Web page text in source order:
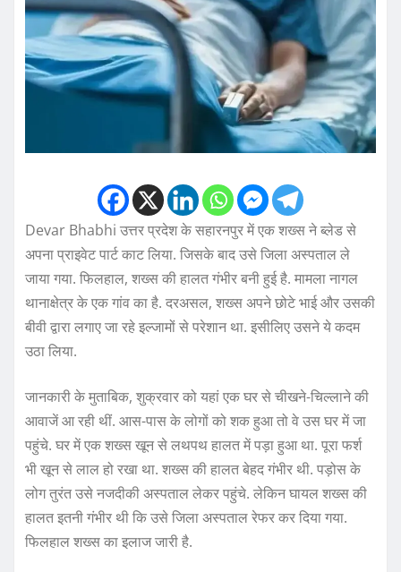
Devar Bhabhi उत्तर प्रदेश के सहारनपुर में एक शख्स ने ब्लेड से
अपना प्राइवेट पार्ट काट लिया. जिसके बाद उसे जिला अस्पताल ले
जाया गया. फिलहाल, शख्स की हालत गंभीर बनी हुई है. मामला नागल
थानाक्षेत्र के एक गांव का है. दरअसल, शख्स अपने छोटे भाई और उसकी
बीवी द्वारा लगाए जा रहे इल्जामों से परेशान था. इसीलिए उसने ये कदम
उठा लिया.
जानकारी के मुताबिक, शुक्रवार को यहां एक घर से चीखने-चिल्लाने की
आवाजें आ रही थीं. आस-पास के लोगों को शक हुआ तो वे उस घर में जा
पहुंचे. घर में एक शख्स खून से लथपथ हालत में पड़ा हुआ था. पूरा फर्श
भी खून से लाल हो रखा था. शख्स की हालत बेहद गंभीर थी. पड़ोस के
लोग तुरंत उसे नजदीकी अस्पताल लेकर पहुंचे. लेकिन घायल शख्स की
हालत इतनी गंभीर थी कि उसे जिला अस्पताल रेफर कर दिया गया.
फिलहाल शख्स का इलाज जारी है.